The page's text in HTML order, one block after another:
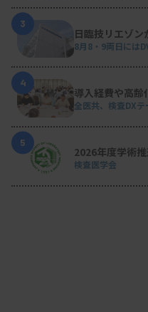
3
日臨技リエゾ
8月8・9両日には
4
導入経費や高齢
全医共、検査DXテ
5
2026年度学術
検査医学会